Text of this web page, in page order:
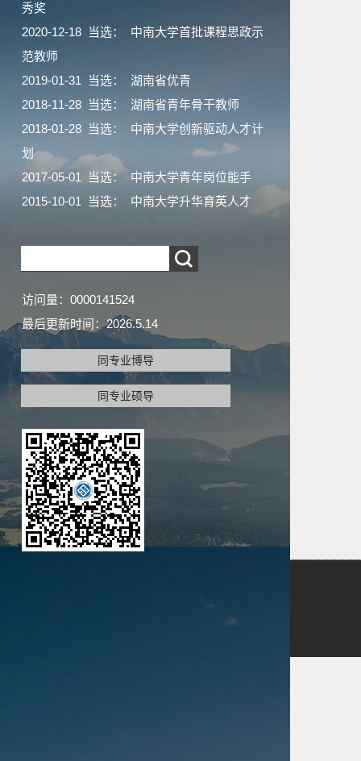
秀奖
2020-12-18 当选： 中南大学首批课程思政示
范教师
2019-01-31 当选： 湖南省优青
2018-11-28 当选： 湖南省青年骨干教师
2018-01-28 当选： 中南大学创新驱动人才计
划
2017-05-01 当选： 中南大学青年岗位能手
2015-10-01 当选： 中南大学升华育英人才
访问量： 0000141524
最后更新时间：2026.5.14
同专业博导
同专业硕导